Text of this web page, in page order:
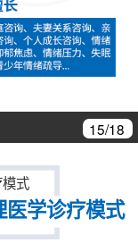
式
学诊疗模式